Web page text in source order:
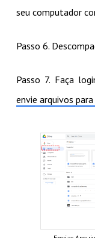
seu computador
Passo 6.
Passo 7. Faça
envie arquivos